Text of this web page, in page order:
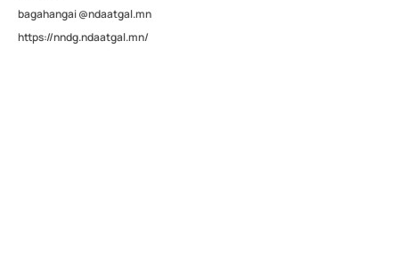
bagahangai @ndaatgal.mn
https://nndg.ndaatgal.mn/